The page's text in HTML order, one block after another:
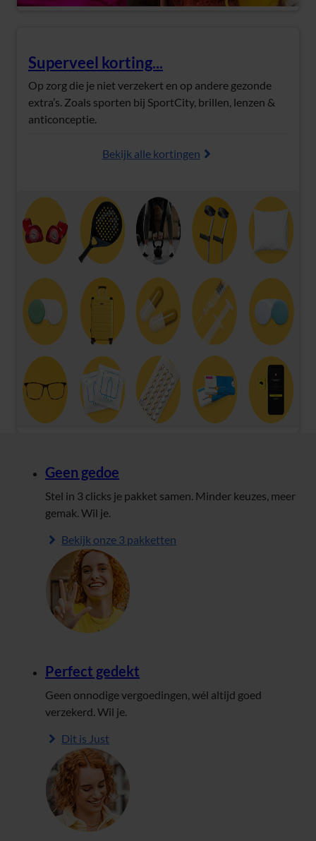
Superveel korting...
(Opent in nieuw tabblad)
Op zorg die je niet verzekert en op andere gezonde
extra’s. Zoals sporten bij SportCity, brillen, lenzen &
anticonceptie.
Bekijk alle kortingen
Geen gedoe
Stel in 3 clicks je pakket samen. Minder keuzes, meer
gemak. Wil je.
Bekijk onze 3 pakketten
Perfect gedekt
Geen onnodige vergoedingen, wél altijd goed
verzekerd. Wil je.
Dit is Just